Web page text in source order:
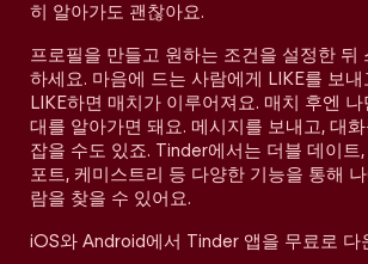
히 알아가도 괜찮아요.
프로필을 만들고 원하는 조건을 설정한 뒤
하세요. 마음에 드는 사람에게 LIKE를 보
LIKE하면 매치가 이루어져요. 매치 후엔
대를 알아가면 돼요. 메시지를 보내고, 대
잡을 수도 있죠. Tinder에서는 더블 데이트
포트, 케미스트리 등 다양한 기능을 통해
람을 찾을 수 있어요.
iOS와 Android에서 Tinder 앱을 무료로 다